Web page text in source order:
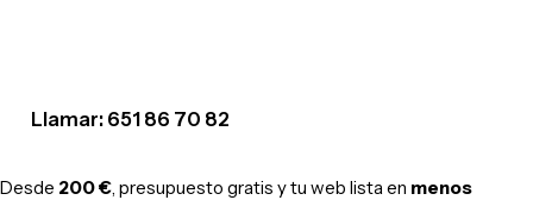
Llamar: 651 86 70 82
Desde 200 €, presupuesto gratis y tu web lista en menos